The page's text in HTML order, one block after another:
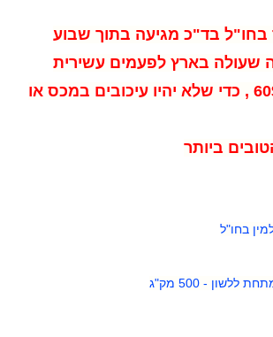
בחו"ל בד"כ מגיעה בתוך שבוע
שעולה בארץ לפעמים עשירית
רצוי לא לעבור 60$ , כדי שלא יהיו עיכובים במכס או
ביותר
- 500 מק"ג